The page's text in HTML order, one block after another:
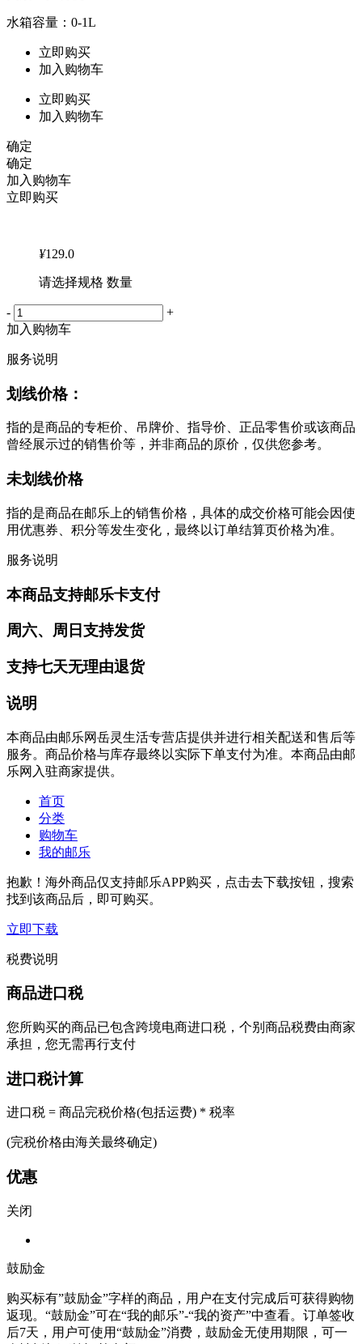
水箱容量：0-1L
立即购买
加入购物车
立即购买
加入购物车
确定
确定
加入购物车
立即购买
¥129.0
请选择规格 数量
-
+
加入购物车
服务说明
划线价格：
指的是商品的专柜价、吊牌价、指导价、正品零售价或该商品
曾经展示过的销售价等，并非商品的原价，仅供您参考。
未划线价格
指的是商品在邮乐上的销售价格，具体的成交价格可能会因使
用优惠券、积分等发生变化，最终以订单结算页价格为准。
服务说明
本商品支持邮乐卡支付
周六、周日支持发货
支持七天无理由退货
说明
本商品由邮乐网岳灵生活专营店提供并进行相关配送和售后等
服务。商品价格与库存最终以实际下单支付为准。本商品由邮
乐网入驻商家提供。
首页
分类
购物车
我的邮乐
抱歉！海外商品仅支持邮乐APP购买，点击去下载按钮，搜索
找到该商品后，即可购买。
立即下载
税费说明
商品进口税
您所购买的商品已包含跨境电商进口税，个别商品税费由商家
承担，您无需再行支付
进口税计算
进口税 = 商品完税价格(包括运费) * 税率
(完税价格由海关最终确定)
优惠
关闭
鼓励金
购买标有”鼓励金”字样的商品，用户在支付完成后可获得购物
返现。“鼓励金”可在“我的邮乐”-“我的资产”中查看。订单签收
后7天，用户可使用“鼓励金”消费，鼓励金无使用期限，可一